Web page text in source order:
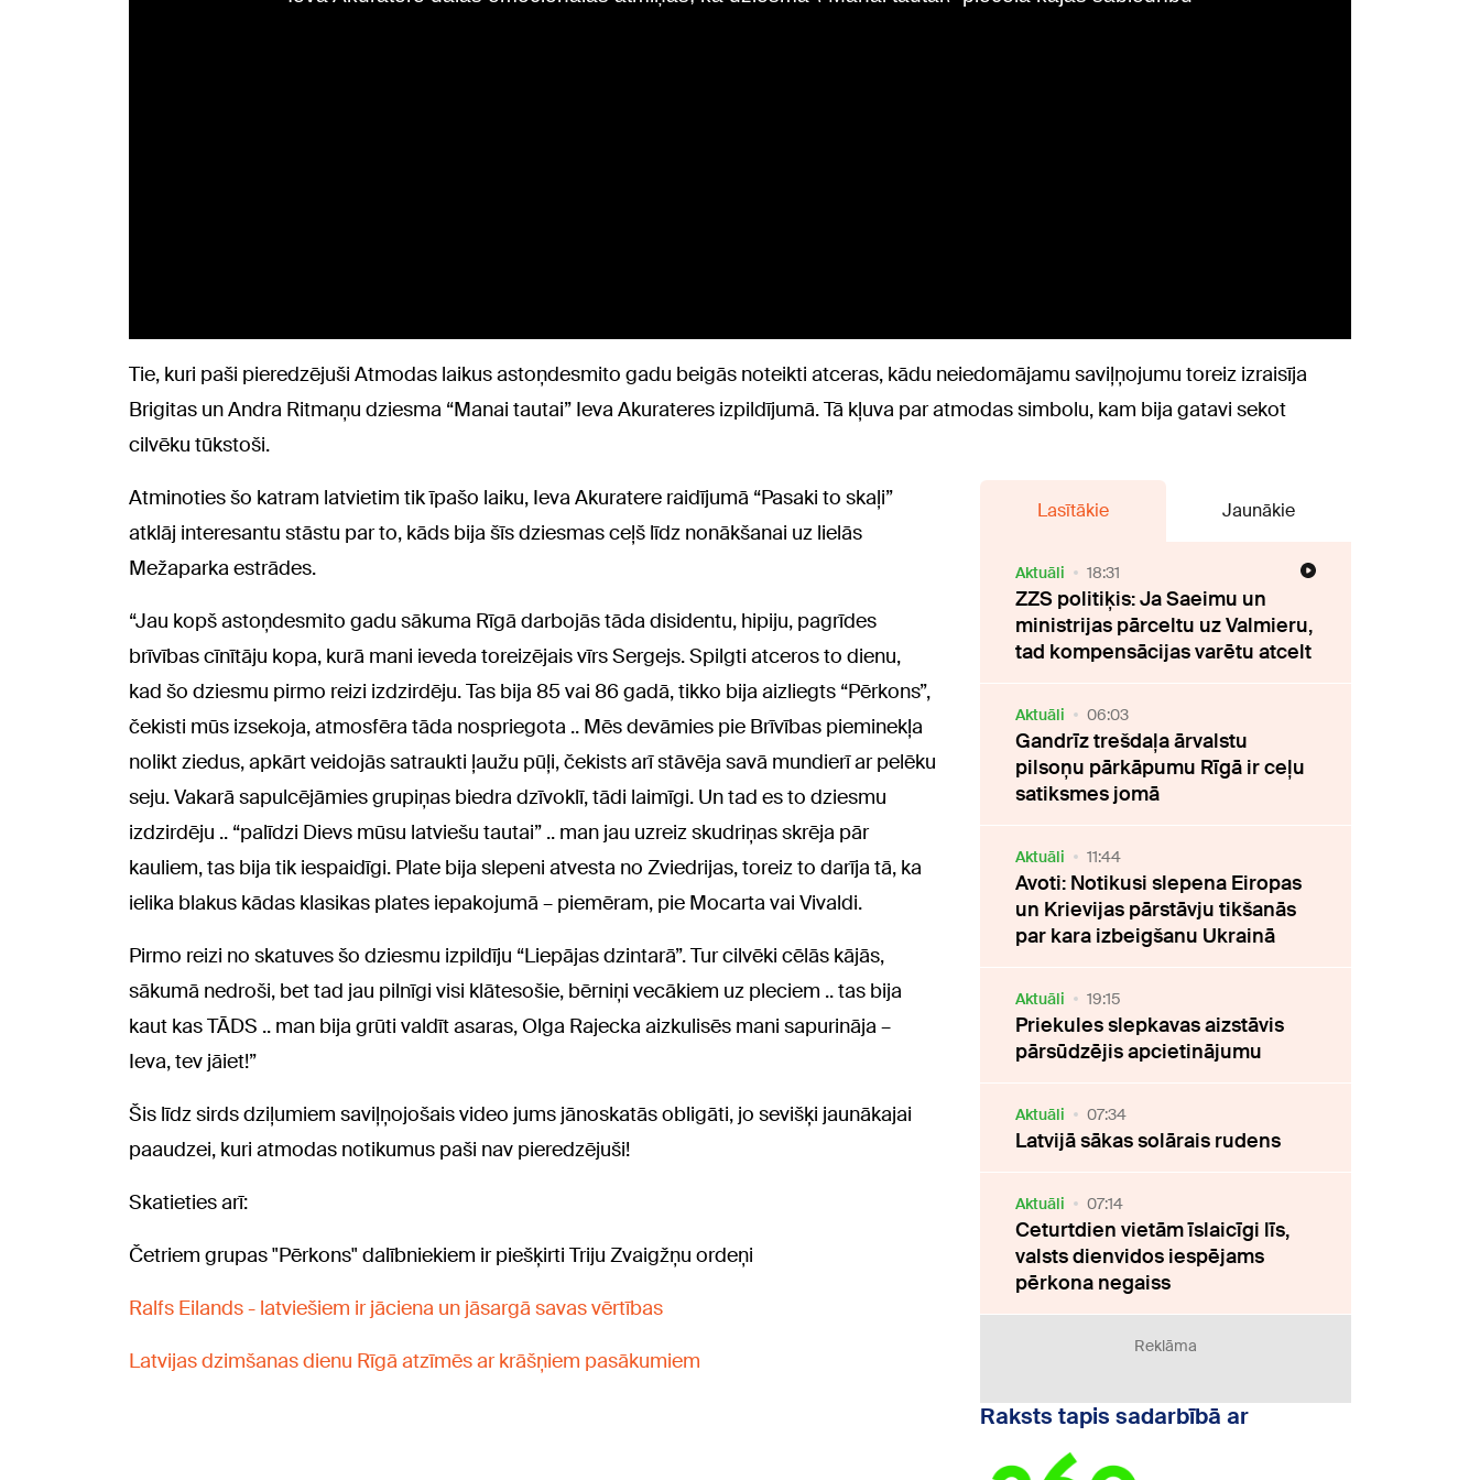
Tie, kuri paši pieredzējuši Atmodas laikus astoņdesmito gadu beigās noteikti atceras, kādu neiedomājamu saviļņojumu toreiz izraisīja
Brigitas un Andra Ritmaņu dziesma “Manai tautai” Ieva Akurateres izpildījumā. Tā kļuva par atmodas simbolu, kam bija gatavi sekot
cilvēku tūkstoši.
Atminoties šo katram latvietim tik īpašo laiku, Ieva Akuratere raidījumā “Pasaki to skaļi”
atklāj interesantu stāstu par to, kāds bija šīs dziesmas ceļš līdz nonākšanai uz lielās
Mežaparka estrādes.
“Jau kopš astoņdesmito gadu sākuma Rīgā darbojās tāda disidentu, hipiju, pagrīdes
brīvības cīnītāju kopa, kurā mani ieveda toreizējais vīrs Sergejs. Spilgti atceros to dienu,
kad šo dziesmu pirmo reizi izdzirdēju. Tas bija 85 vai 86 gadā, tikko bija aizliegts “Pērkons”,
čekisti mūs izsekoja, atmosfēra tāda nospriegota .. Mēs devāmies pie Brīvības pieminekļa
nolikt ziedus, apkārt veidojās satraukti ļaužu pūļi, čekists arī stāvēja savā mundierī ar pelēku
seju. Vakarā sapulcējāmies grupiņas biedra dzīvoklī, tādi laimīgi. Un tad es to dziesmu
izdzirdēju .. “palīdzi Dievs mūsu latviešu tautai” .. man jau uzreiz skudriņas skrēja pār
kauliem, tas bija tik iespaidīgi. Plate bija slepeni atvesta no Zviedrijas, toreiz to darīja tā, ka
ielika blakus kādas klasikas plates iepakojumā – piemēram, pie Mocarta vai Vivaldi.
Pirmo reizi no skatuves šo dziesmu izpildīju “Liepājas dzintarā”. Tur cilvēki cēlās kājās,
sākumā nedroši, bet tad jau pilnīgi visi klātesošie, bērniņi vecākiem uz pleciem .. tas bija
kaut kas TĀDS .. man bija grūti valdīt asaras, Olga Rajecka aizkulisēs mani sapurināja –
Ieva, tev jāiet!”
Šis līdz sirds dziļumiem saviļņojošais video jums jānoskatās obligāti, jo sevišķi jaunākajai
paaudzei, kuri atmodas notikumus paši nav pieredzējuši!
Skatieties arī:
Četriem grupas "Pērkons" dalībniekiem ir piešķirti Triju Zvaigžņu ordeņi
Ralfs Eilands - latviešiem ir jāciena un jāsargā savas vērtības
Latvijas dzimšanas dienu Rīgā atzīmēs ar krāšņiem pasākumiem
Lasītākie Jaunākie
Aktuāli 18:31
ZZS politiķis: Ja Saeimu un
ministrijas pārceltu uz Valmieru,
tad kompensācijas varētu atcelt
Aktuāli 06:03
Gandrīz trešdaļa ārvalstu
pilsoņu pārkāpumu Rīgā ir ceļu
satiksmes jomā
Aktuāli 11:44
Avoti: Notikusi slepena Eiropas
un Krievijas pārstāvju tikšanās
par kara izbeigšanu Ukrainā
Aktuāli 19:15
Priekules slepkavas aizstāvis
pārsūdzējis apcietinājumu
Aktuāli 07:34
Latvijā sākas solārais rudens
Aktuāli 07:14
Ceturtdien vietām īslaicīgi līs,
valsts dienvidos iespējams
pērkona negaiss
Reklāma
Raksts tapis sadarbībā ar